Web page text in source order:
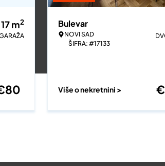
17m2
80
Bulevar
NOVI SAD
ŠIFRA: #17133
Više o nekretnini > €